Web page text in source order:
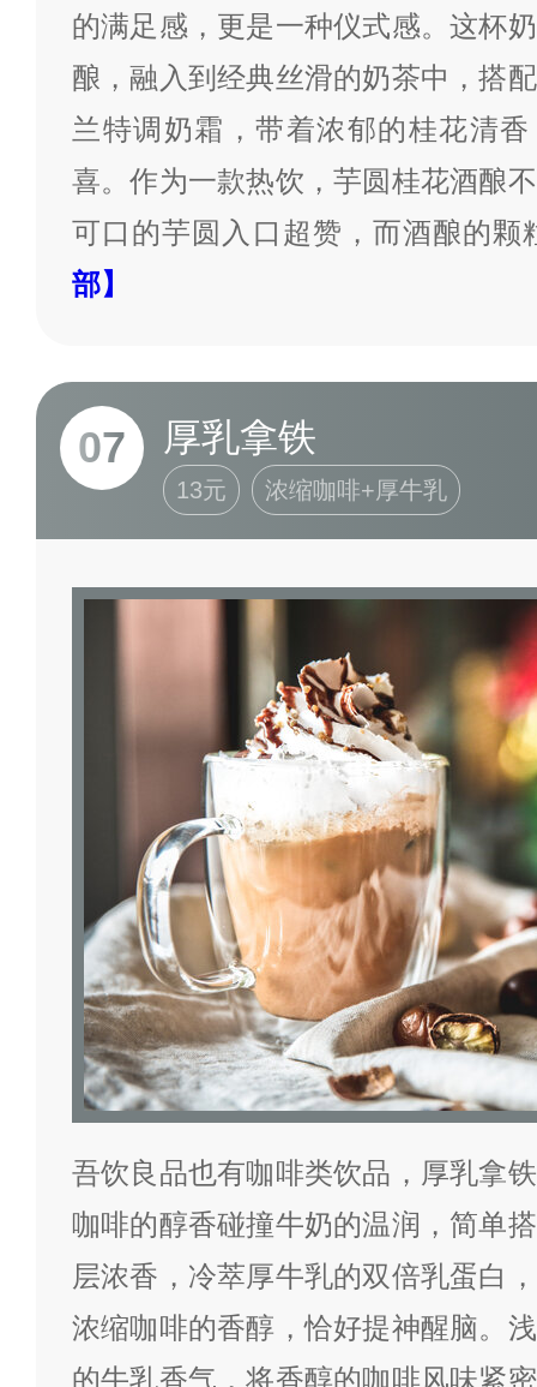
的满足感，更是一种仪式感。这杯
酿，融入到经典丝滑的奶茶中，搭
兰特调奶霜，带着浓郁的桂花清香
喜。作为一款热饮，芋圆桂花酒酿
可口的芋圆入口超赞，而酒酿的颗
部】
07 厚乳拿铁
13元 浓缩咖啡+厚牛乳
吾饮良品也有咖啡类饮品，厚乳拿
咖啡的醇香碰撞牛奶的温润，简单
层浓香，冷萃厚牛乳的双倍乳蛋白
浓缩咖啡的香醇，恰好提神醒脑。
的牛乳香气，将香醇的咖啡风味紧